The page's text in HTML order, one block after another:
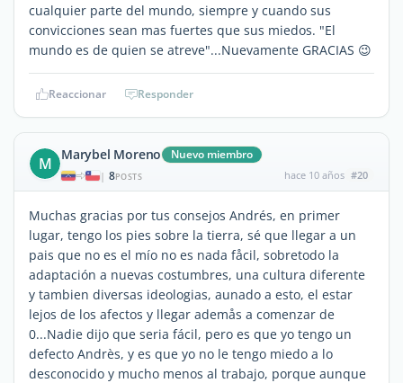
cualquier parte del mundo, siempre y cuando sus
convicciones sean mas fuertes que sus miedos. "El
mundo es de quien se atreve"...Nuevamente GRACIAS 😉
Reaccionar Responder
M Marybel Moreno Nuevo miembro
| 8POSTS hace 10 años #20
Muchas gracias por tus consejos Andrés, en primer
lugar, tengo los pies sobre la tierra, sé que llegar a un
pais que no es el mío no es nada fåcil, sobretodo la
adaptación a nuevas costumbres, una cultura diferente
y tambien diversas ideologias, aunado a esto, el estar
lejos de los afectos y llegar ademås a comenzar de
0...Nadie dijo que seria fácil, pero es que yo tengo un
defecto Andrès, y es que yo no le tengo miedo a lo
desconocido y mucho menos al trabajo, porque aunque